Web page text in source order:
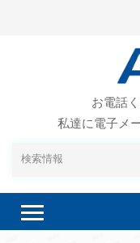
お電話
私達に電子メ